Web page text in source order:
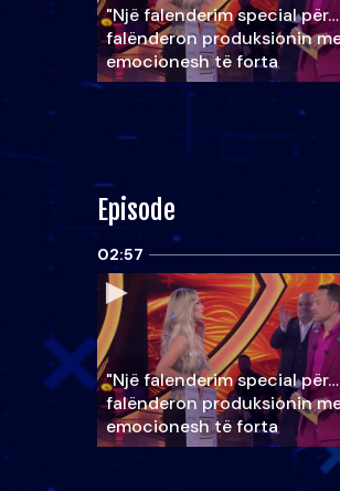
"Një falenderim special
falënderon produksionin
emocionesh të forta
Episode
02:57
"Një falenderim special
falënderon produksionin
emocionesh të forta